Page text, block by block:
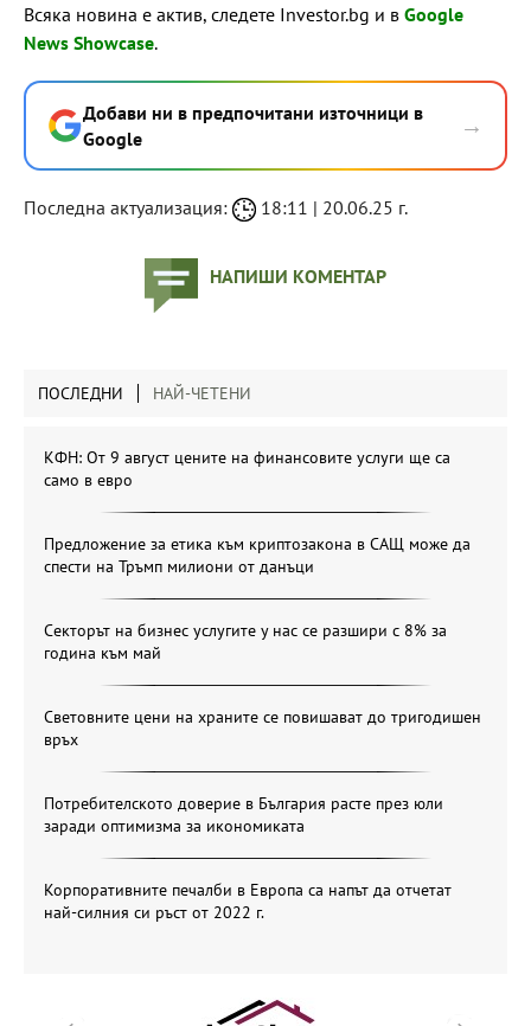
Всяка новина е актив, следете Investor.bg и в Google
News Showcase.
Добави ни в предпочитани източници в
Google
→
Последна актуализация: 18:11 | 20.06.25 г.
НАПИШИ КОМЕНТАР
ПОСЛЕДНИ НАЙ-ЧЕТЕНИ
КФН: От 9 август цените на финансовите услуги ще са
само в евро
Предложение за етика към криптозакона в САЩ може да
спести на Тръмп милиони от данъци
Секторът на бизнес услугите у нас се разшири с 8% за
година към май
Световните цени на храните се повишават до тригодишен
връх
Потребителското доверие в България расте през юли
заради оптимизма за икономиката
Корпоративните печалби в Европа са напът да отчетат
най-силния си ръст от 2022 г.